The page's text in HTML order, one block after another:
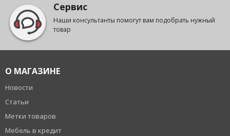
Сервис
Наши консультанты помогут вам подобрать нужный
товар
О МАГАЗИНЕ
Новости
Статьи
Метки товаров
Мебель в кредит